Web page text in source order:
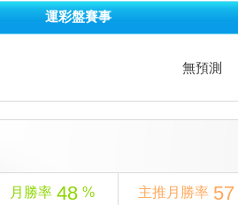
運彩盤賽事
無預測
月勝率 48 % 主推月勝率 57